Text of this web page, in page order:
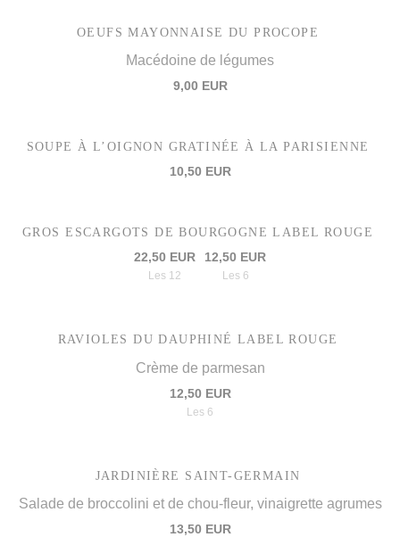
OEUFS MAYONNAISE DU PROCOPE
Macédoine de légumes
9,00 EUR
SOUPE À L’OIGNON GRATINÉE À LA PARISIENNE
10,50 EUR
GROS ESCARGOTS DE BOURGOGNE LABEL ROUGE
22,50 EUR
Les 12
12,50 EUR
Les 6
RAVIOLES DU DAUPHINÉ LABEL ROUGE
Crème de parmesan
12,50 EUR
Les 6
JARDINIÈRE SAINT-GERMAIN
Salade de broccolini et de chou-fleur, vinaigrette agrumes
13,50 EUR